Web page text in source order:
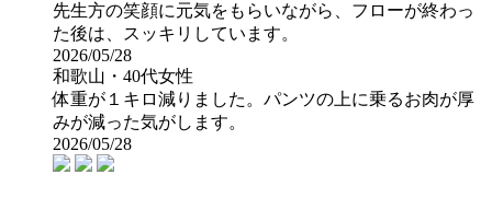
先生方の笑顔に元気をもらいながら、フローが終わっ
た後は、スッキリしています。
2026/05/28
和歌山・40代女性
体重が１キロ減りました。パンツの上に乗るお肉が厚
みが減った気がします。
2026/05/28